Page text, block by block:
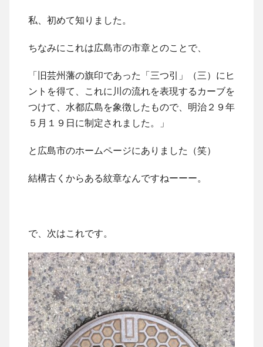
私、初めて知りました。
ちなみにこれは広島市の市章とのことで、
「旧芸州藩の旗印であった「三つ引」（三）にヒ
ントを得て、これに川の流れを表現するカーブを
つけて、水都広島を象徴したもので、明治２９年
５月１９日に制定されました。」
と広島市のホームページにありました（笑）
結構古くからある紋章なんですねーーー。
で、次はこれです。